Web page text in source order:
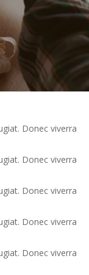
Donec viverra
Donec viverra
Donec viverra
Donec viverra
Donec viverra